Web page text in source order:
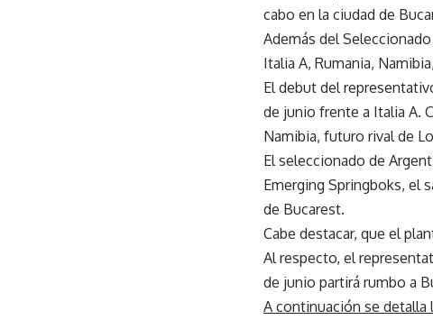
cabo en la ciudad de
Además del
Italia A, Rumania,
El debut del
de junio frente a Italia A.
Namibia, futuro rival de
El seleccionado de
Emerging Springboks, el
de Bucarest.
Cabe destacar, que el
Al respecto, el
de junio partirá rumbo a
A continuación se detalla